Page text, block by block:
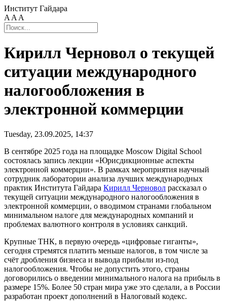
Институт Гайдара
A A A
Кирилл Черновол о текущей
ситуации международного
налогообложения в
электронной коммерции
Tuesday, 23.09.2025, 14:37
В сентябре 2025 года на площадке Moscow Digital School
состоялась запись лекции «Юрисдикционные аспекты
электронной коммерции». В рамках мероприятия научный
сотрудник лаборатории анализа лучших международных
практик Института Гайдара Кирилл Черновол рассказал о
текущей ситуации международного налогообложения в
электронной коммерции, о вводимом странами глобальном
минимальном налоге для международных компаний и
проблемах валютного контроля в условиях санкций.
Крупные ТНК, в первую очередь «цифровые гиганты»,
сегодня стремятся платить меньше налогов, в том числе за
счёт дробления бизнеса и вывода прибыли из-под
налогообложения. Чтобы не допустить этого, страны
договорились о введении минимального налога на прибыль в
размере 15%. Более 50 стран мира уже это сделали, а в России
разработан проект дополнений в Налоговый кодекс.